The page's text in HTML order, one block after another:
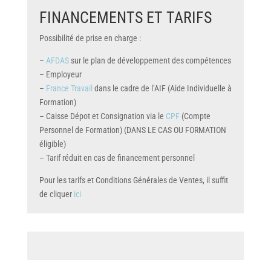
FINANCEMENTS ET TARIFS
Possibilité de prise en charge :
– AFDASsur le plan de développement des compétences
– Employeur
– France Travail dans le cadre de l’AIF (Aide Individuelle à
Formation)
– Caisse Dépot et Consignation via le CPF (Compte
Personnel de Formation) (DANS LE CAS OU FORMATION
éligible)
– Tarif réduit en cas de financement personnel
Pour les tarifs et Conditions Générales de Ventes, il suffit
de cliquer ici